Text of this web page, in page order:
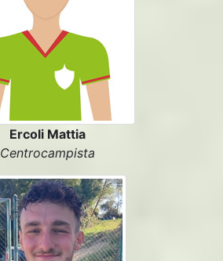
Ercoli Mattia
Centrocampista